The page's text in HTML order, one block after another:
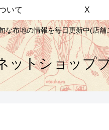
な布地の情報を毎日更新中(店
ットショップ
ついて X